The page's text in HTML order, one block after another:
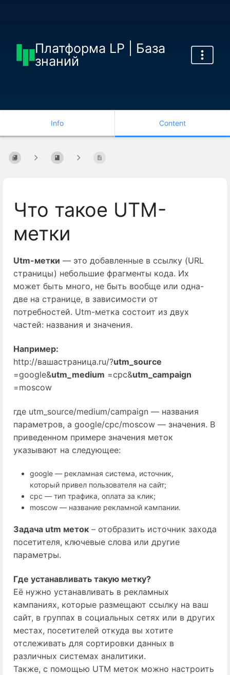
Платформа LP | База
знаний
Info Content
Что такое UTM-
метки
Utm-метки — это добавленные в ссылку (URL
страницы) небольшие фрагменты кода. Их
может быть много, не быть вообще или одна-
две на странице, в зависимости от
потребностей. Utm-метка состоит из двух
частей: названия и значения.
Например:
http://вашастраница.ru/?utm_source
=google&utm_medium =cpc&utm_campaign
=moscow
где utm_source/medium/campaign — названия
параметров, а google/cpc/moscow — значения. В
приведенном примере значения меток
указывают на следующее:
google — рекламная система, источник,
который привел пользователя на сайт;
cpc — тип трафика, оплата за клик;
moscow — название рекламной кампании.
Задача utm меток – отобразить источник захода
посетителя, ключевые слова или другие
параметры.
Где устанавливать такую метку?
Её нужно устанавливать в рекламных
кампаниях, которые размещают ссылку на ваш
сайт, в группах в социальных сетях или в других
местах, посетителей откуда вы хотите
отслеживать для сортировки данных в
различных системах аналитики.
Также, с помощью UTM меток можно настроить